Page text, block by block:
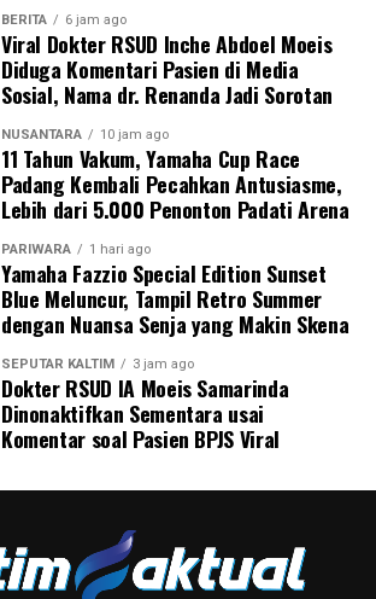
BERITA 6 jam ago
Viral Dokter RSUD Inche Abdoel Moeis
Diduga Komentari Pasien di Media
Sosial, Nama dr. Renanda Jadi Sorotan
NUSANTARA 10 jam ago
11 Tahun Vakum, Yamaha Cup Race
Padang Kembali Pecahkan Antusiasme,
Lebih dari 5.000 Penonton Padati Arena
PARIWARA 1 hari ago
Yamaha Fazzio Special Edition Sunset
Blue Meluncur, Tampil Retro Summer
dengan Nuansa Senja yang Makin Skena
SEPUTAR KALTIM 3 jam ago
Dokter RSUD IA Moeis Samarinda
Dinonaktifkan Sementara usai
Komentar soal Pasien BPJS Viral